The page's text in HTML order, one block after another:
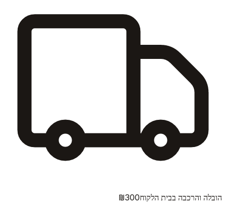
הובלה והרכבה בבית הלקוח₪300